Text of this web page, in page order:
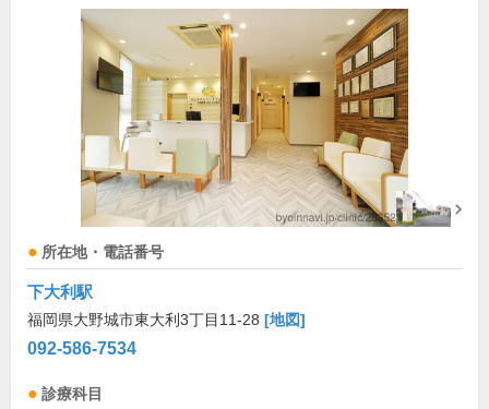
所在地・電話番号
下大利駅
福岡県大野城市東大利3丁目11-28 [地図]
092-586-7534
診療科目